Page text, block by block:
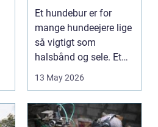
hverdag med hund
Et hundebur er for
mange hundeejere lige
så vigtigt som
halsbånd og sele. Et
godt bur gi...
13 May 2026